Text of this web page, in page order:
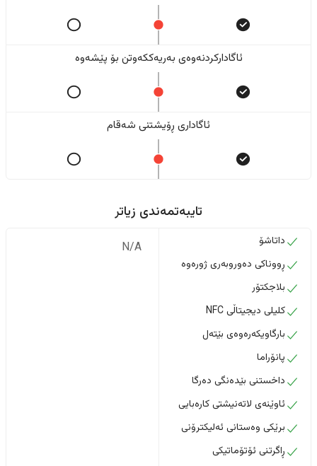
ئاگادارکردنەوەی بەریەککەوتن بۆ پێشەوە
ئاگاداری ڕۆیشتنی شەقام
تایبەتمەندی زیاتر
داتاشۆ
ڕووناکی دەوروبەری ژورەوە
بلاجکتۆر
کلیلی دیجیتاڵی NFC
بارگاویکەرەوەی بێتەل
پانۆراما
داخستنى بێدەنگى دەرگا
ئاوێنەی لاتەنیشتی کارەبایی
برێکی وەستانی ئەلیکترۆنی
ڕاگرتنی ئۆتۆماتیکی
N/A